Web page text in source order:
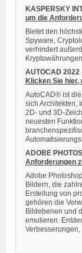
KASPERSKY
um die
Bietet den
Spyware,
verhindert
AUTOCAD 2022
Klicken Sie hier,
AutoCAD® ist
sich Architekten,
2D- und 3D-
neuesten
ADOBE
Anforderungen
Adobe
Bildern, die
Erstellung von
gehören die
Bildebenen und
emulieren.